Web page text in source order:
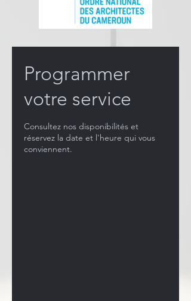
Programmer
votre service
Consultez nos disponibilités et
réservez la date et l'heure qui vous
conviennent.